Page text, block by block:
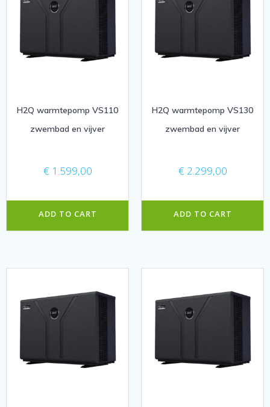
H2Q warmtepomp VS110
zwembad en vijver
€ 1.599,00
ADD TO CART
H2Q warmtepomp VS130
zwembad en vijver
€ 2.299,00
ADD TO CART